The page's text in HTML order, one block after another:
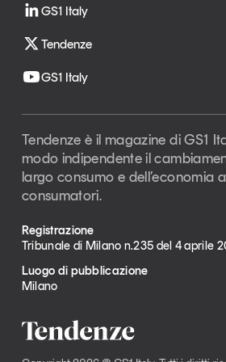
GS1 Italy
Tendenze
GS1 Italy
Tendenze è il magazine di GS1
modo indipendente il
largo consumo e dell’economia
consumatori.
Registrazione
Tribunale di Milano n.235 del 4 aprile
Luogo di pubblicazione
Milano